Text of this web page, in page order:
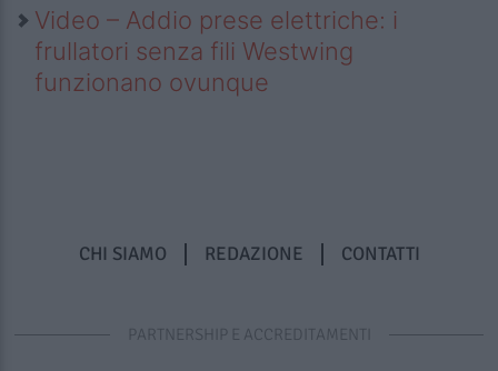
Video – Addio prese elettriche: i
frullatori senza fili Westwing
funzionano ovunque
CHI SIAMO REDAZIONE CONTATTI
PARTNERSHIP E ACCREDITAMENTI